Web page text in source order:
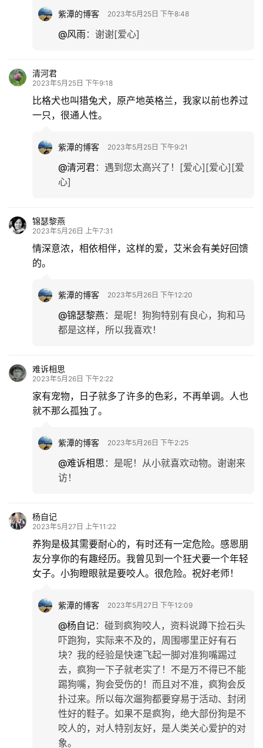
紫潭的博客 2023年5月25日 下午8:48
@风雨： 谢谢[爱心]
清河君
2023年5月25日 下午9:18
比格犬也叫猎兔犬，原产地英格兰，我家以前也养过
一只，很通人性。
紫潭的博客 2023年5月25日 下午9:21
@清河君： 遇到您太高兴了！[爱心][爱心][爱
心]
锦瑟黎燕
2023年5月26日 上午7:31
情深意浓，相依相伴，这样的爱，艾米会有美好回馈
的。
紫潭的博客 2023年5月26日 下午12:20
@锦瑟黎燕： 是呢！狗狗特别有良心，狗和马
都是这样，所以我喜欢！
难诉相思
2023年5月26日 下午2:22
家有宠物，日子就多了许多的色彩，不再单调。人也
就不那么孤独了。
紫潭的博客 2023年5月26日 下午2:25
@难诉相思 ： 是呢！从小就喜欢动物。谢谢来
访！
杨自记
2023年5月27日 上午11:22
养狗是极其需要耐心的，有时还有一定危险。感恩朋
友分享你的有趣经历。我曾见到一个狂犬要一个年轻
女子。小狗瞪眼就是要咬人。很危险。祝好老师！
紫潭的博客 2023年5月27日 下午12:09
@杨自记： 碰到疯狗咬人，资料说蹲下捡石头
吓跑狗，实际来不及的，周围哪里正好有石
块？我的经验是快速飞起一脚对准狗嘴踢过
去，疯狗一下子就老实了！不是万不得已不能
踢狗嘴，狗会受伤的！而且对不准，疯狗会反
扑过来。所以每次遛狗都要穿易于活动、封闭
性好的鞋子。如果不是疯狗，绝大部份狗是不
咬人的，对人特别友好，是人类关心爱护的对
象。